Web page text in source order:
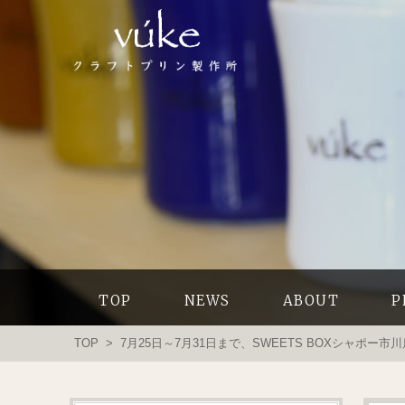
TOP NEWS ABOUT
TOP > 7月25日～7月31日まで、SWEETS BOXシャポー市